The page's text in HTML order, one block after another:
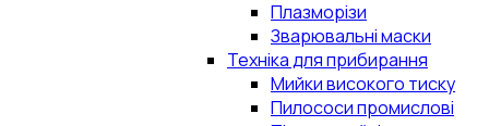
Плазморізи
Зварювальні маски
Техніка для прибирання
Мийки високого тиску
Пилососи промислові